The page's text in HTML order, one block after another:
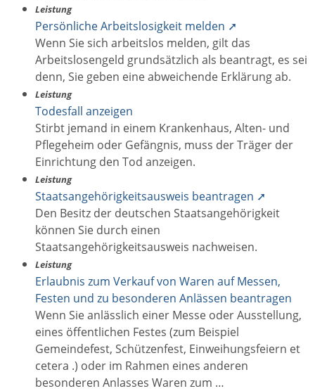
Leistung
Persönliche Arbeitslosigkeit melden ➚
Wenn Sie sich arbeitslos melden, gilt das
Arbeitslosengeld grundsätzlich als beantragt, es sei
denn, Sie geben eine abweichende Erklärung ab.
Leistung
Todesfall anzeigen
Stirbt jemand in einem Krankenhaus, Alten- und
Pflegeheim oder Gefängnis, muss der Träger der
Einrichtung den Tod anzeigen.
Leistung
Staatsangehörigkeitsausweis beantragen ➚
Den Besitz der deutschen Staatsangehörigkeit
können Sie durch einen
Staatsangehörigkeitsausweis nachweisen.
Leistung
Erlaubnis zum Verkauf von Waren auf Messen,
Festen und zu besonderen Anlässen beantragen
Wenn Sie anlässlich einer Messe oder Ausstellung,
eines öffentlichen Festes (zum Beispiel
Gemeindefest, Schützenfest, Einweihungsfeiern et
cetera .) oder im Rahmen eines anderen
besonderen Anlasses Waren zum …